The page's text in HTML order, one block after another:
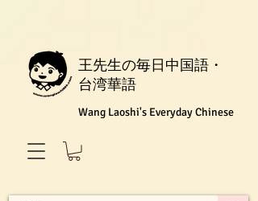
王先生の毎日中国語・
台湾華語
Wang Laoshi's Everyday Chinese